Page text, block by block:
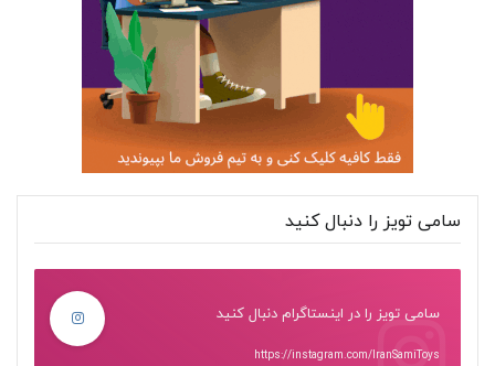
سامی تویز را دنبال کنید
سامی تویز را در اینستاگرام دنبال کنید
https://instagram.com/IranSamiToys